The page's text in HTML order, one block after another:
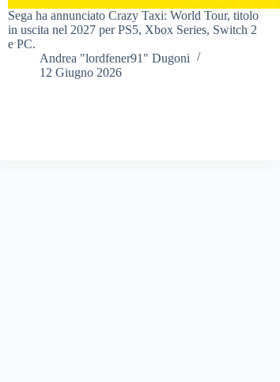
Sega ha annunciato Crazy Taxi: World Tour, titolo
in uscita nel 2027 per PS5, Xbox Series, Switch 2
e PC.
Andrea "lordfener91" Dugoni
12 Giugno 2026